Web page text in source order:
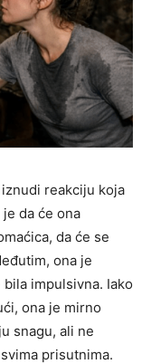
reakciju koja
da će ona
da će se
ona je
impulsivna. Iako
ona je mirno
snagu, ali ne
prisutnima.